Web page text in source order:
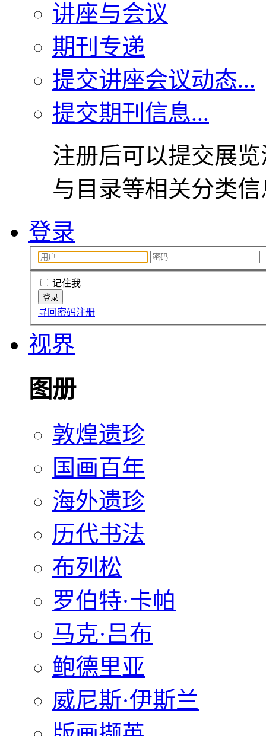
讲座与会议
期刊专递
提交讲座会议动态...
提交期刊信息...
注册后可以提交展
与目录等相关分类
登录
记住我
寻回密码注册
视界
图册
敦煌遗珍
国画百年
海外遗珍
历代书法
布列松
罗伯特·卡帕
马克·吕布
鲍德里亚
威尼斯·伊斯兰